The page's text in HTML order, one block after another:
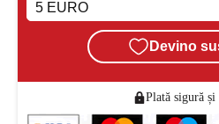
Devino
Plată sigură și